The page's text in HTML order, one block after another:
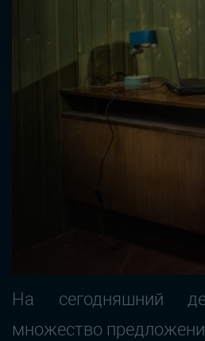
На сегодняшний
множество